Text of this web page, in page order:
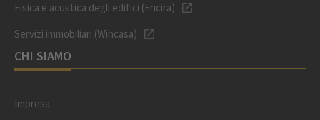
Fisica e acustica degli edifici (Encira)
Servizi immobiliari (Wincasa)
CHI SIAMO
Impresa